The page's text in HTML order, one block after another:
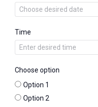
Time
Choose option
Option 1
Option 2